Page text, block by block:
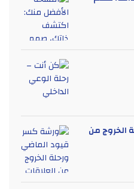
الخروج من